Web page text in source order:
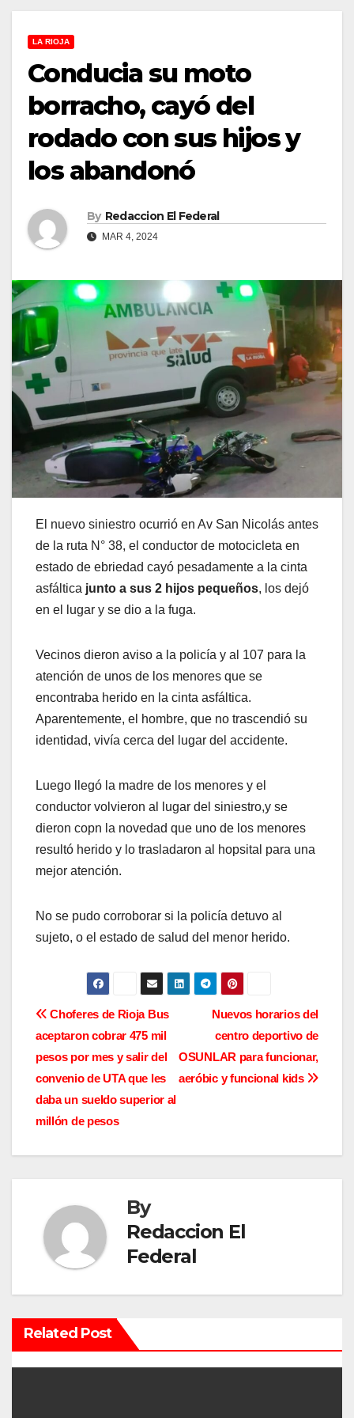
LA RIOJA
Conducia su moto
borracho, cayó del
rodado con sus hijos y
los abandonó
By Redaccion El Federal
MAR 4, 2024
El nuevo siniestro ocurrió en Av San Nicolás antes
de la ruta N° 38, el conductor de motocicleta en
estado de ebriedad cayó pesadamente a la cinta
asfáltica junto a sus 2 hijos pequeños, los dejó
en el lugar y se dio a la fuga.
Vecinos dieron aviso a la policía y al 107 para la
atención de unos de los menores que se
encontraba herido en la cinta asfáltica.
Aparentemente, el hombre, que no trascendió su
identidad, vivía cerca del lugar del accidente.
Luego llegó la madre de los menores y el
conductor volvieron al lugar del siniestro,y se
dieron copn la novedad que uno de los menores
resultó herido y lo trasladaron al hopsital para una
mejor atención.
No se pudo corroborar si la policía detuvo al
sujeto, o el estado de salud del menor herido.
N
a
v
e
g
c
n
d
e
Nuevos horarios del
centro deportivo de
OSUNLAR para funcionar,
aeróbic y funcional kids
Choferes de Rioja Bus
aceptaron cobrar 475 mil
pesos por mes y salir del
convenio de UTA que les
daba un sueldo superior al
millón de pesos
By
Redaccion El
Federal
Related Post